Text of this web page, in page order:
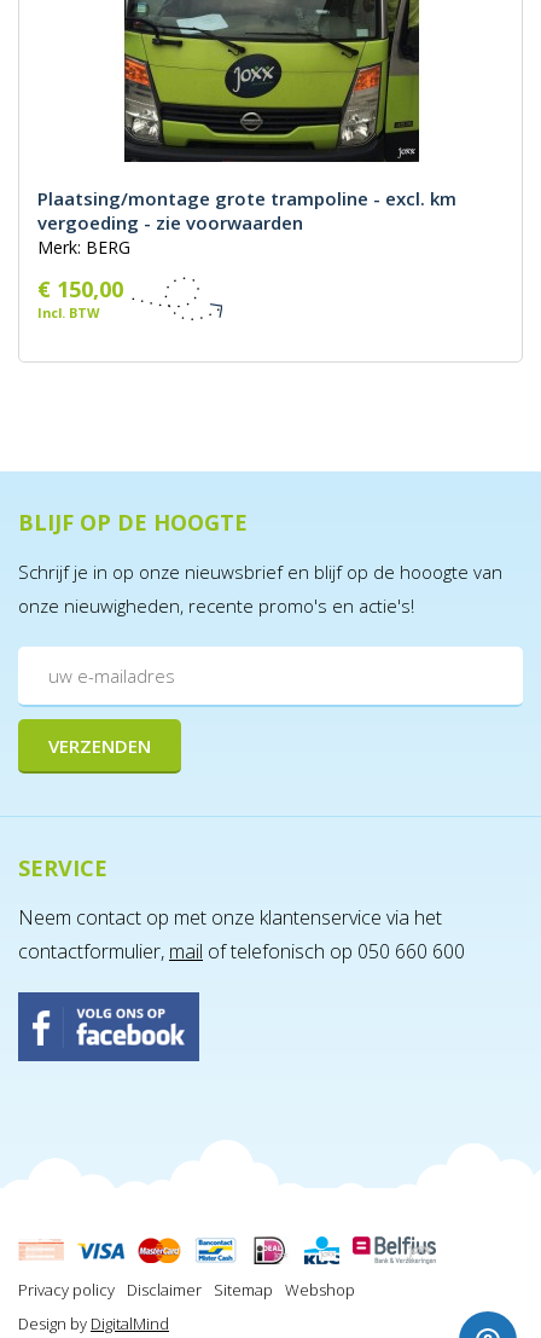
Plaatsing/montage grote trampoline - excl. km
vergoeding - zie voorwaarden
Merk: BERG
€ 150,00
Incl. BTW
BLIJF OP DE HOOGTE
Schrijf je in op onze nieuwsbrief en blijf op de hooogte van
onze nieuwigheden, recente promo's en actie's!
SERVICE
Neem contact op met onze klantenservice via het
contactformulier, mail of telefonisch op 050 660 600
Privacy policy Disclaimer Sitemap
Webshop
Design by DigitalMind